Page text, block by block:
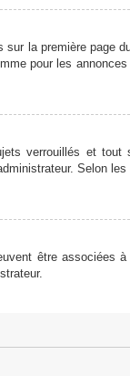
la première page
pour les
verrouillés et
Selon
être associées